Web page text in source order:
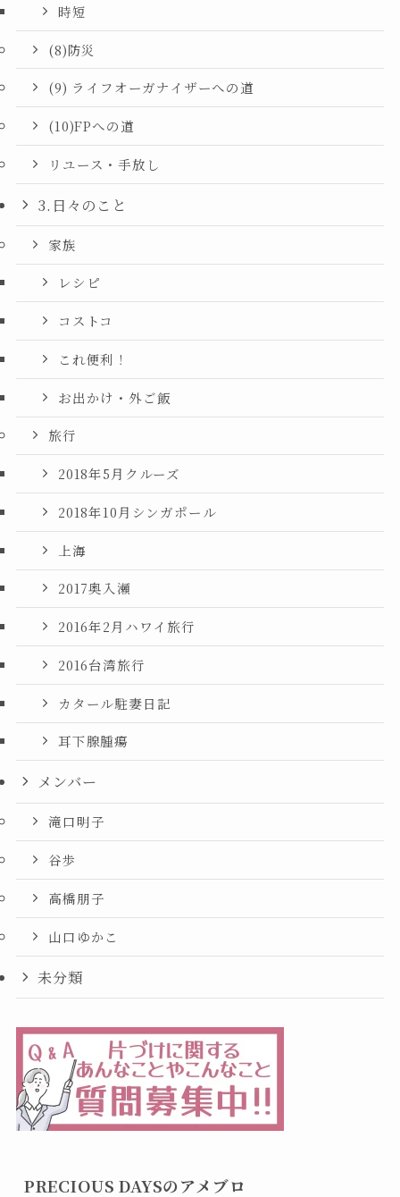
時短
(8)防災
(9) ライフオーガナイザーへの道
(10)FPへの道
リユース・手放し
3.日々のこと
家族
レシピ
コストコ
これ便利！
お出かけ・外ご飯
旅行
2018年5月クルーズ
2018年10月シンガポール
上海
2017奥入瀬
2016年2月ハワイ旅行
2016台湾旅行
カタール駐妻日記
耳下腺腫瘍
メンバー
滝口明子
谷歩
高橋朋子
山口ゆかこ
未分類
PRECIOUS DAYSのアメブロ